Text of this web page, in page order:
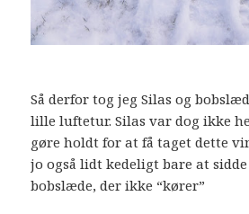
Så derfor tog jeg Silas og
lille luftetur. Silas var dog ikke
gøre holdt for at få taget dette
jo også lidt kedeligt bare at
bobslæde, der ikke “kører”